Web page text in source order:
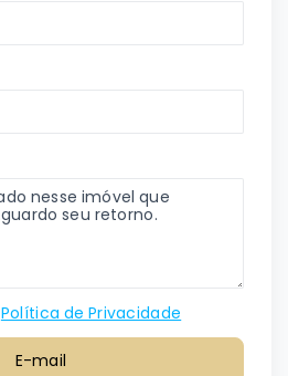
Política de Privacidade
E-mail